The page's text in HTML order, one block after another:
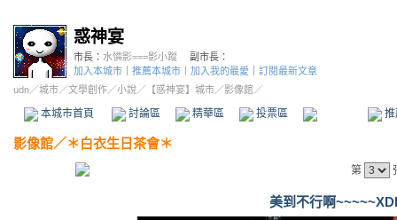
惑神宴
市長： 水憐影===影小蹤
副市長：
加入本城市
推薦本城市 加入我的最愛
訂閱最新文章
udn／城市／文學創作／小說／ 【惑神宴】城市／影像館／
本城市首頁 討論區 精華區 投票區 影像館
影像館／＊白衣生日茶會＊
第
美到不行啊